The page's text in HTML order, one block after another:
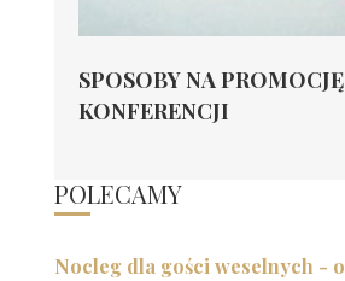
SPOSOBY NA PROMOCJĘ
KONFERENCJI
POLECAMY
Nocleg dla gości weselnych - o